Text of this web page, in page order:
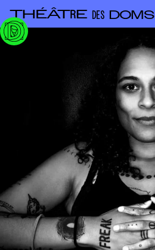
THÉÂTRE DES DOMS
Panneau de gestion des cookies